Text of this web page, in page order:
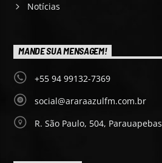
Notícias
MANDE SUA MENSAGEM!
+55 94 99132-7369
social@araraazulfm.com.br
R. São Paulo, 504, Parauapebas